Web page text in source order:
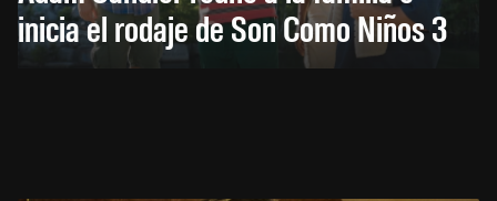
inicia el rodaje de Son Como Niños 3